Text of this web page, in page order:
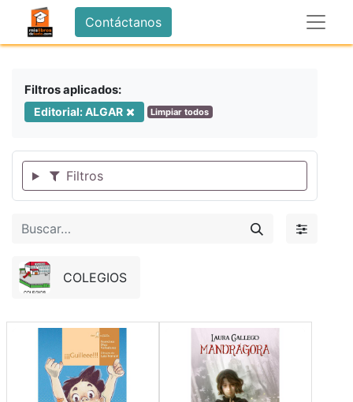
Contáctanos
Filtros aplicados:
Editorial: ALGAR Limpiar todos
Filtros
COLEGIOS